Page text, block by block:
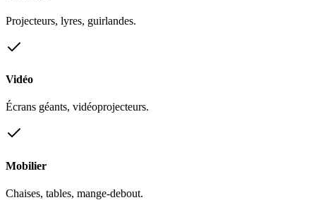
Projecteurs, lyres, guirlandes.
Vidéo
Écrans géants, vidéoprojecteurs.
Mobilier
Chaises, tables, mange-debout.